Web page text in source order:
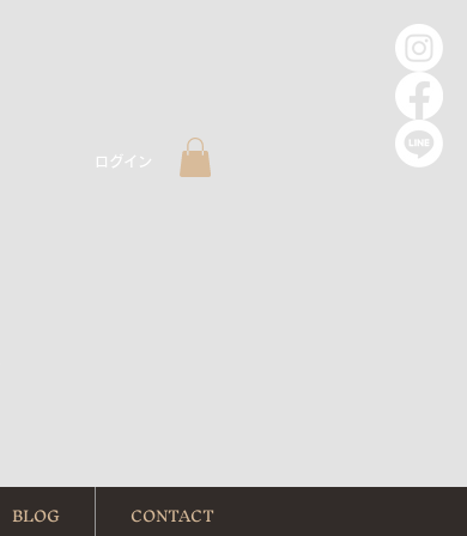
BLOG CONTACT
ログイン